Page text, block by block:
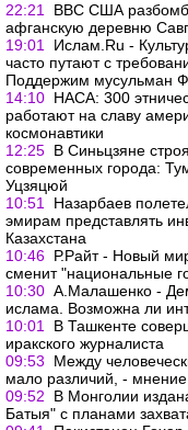
22:21
ВВС США
афганскую деревню
19:01
Ислам.Ru -
часто путают с
Поддержим мусульман
14:10 НАСА: 300
работают на славу
космонавтики
12:25 В Синьцзяне
современных города:
Уцзяцюй
10:51
Назарбаев
эмирам представлять
Казахстана
10:46 Р.Райт - Новый
сменит "национальные
10:30 А.Малашенко -
ислама. Возможна ли
10:01
В Ташкенте
иракского журналиста
09:53
Между
мало различий, - мнение
09:52
В Монголии
Батыя" с планами